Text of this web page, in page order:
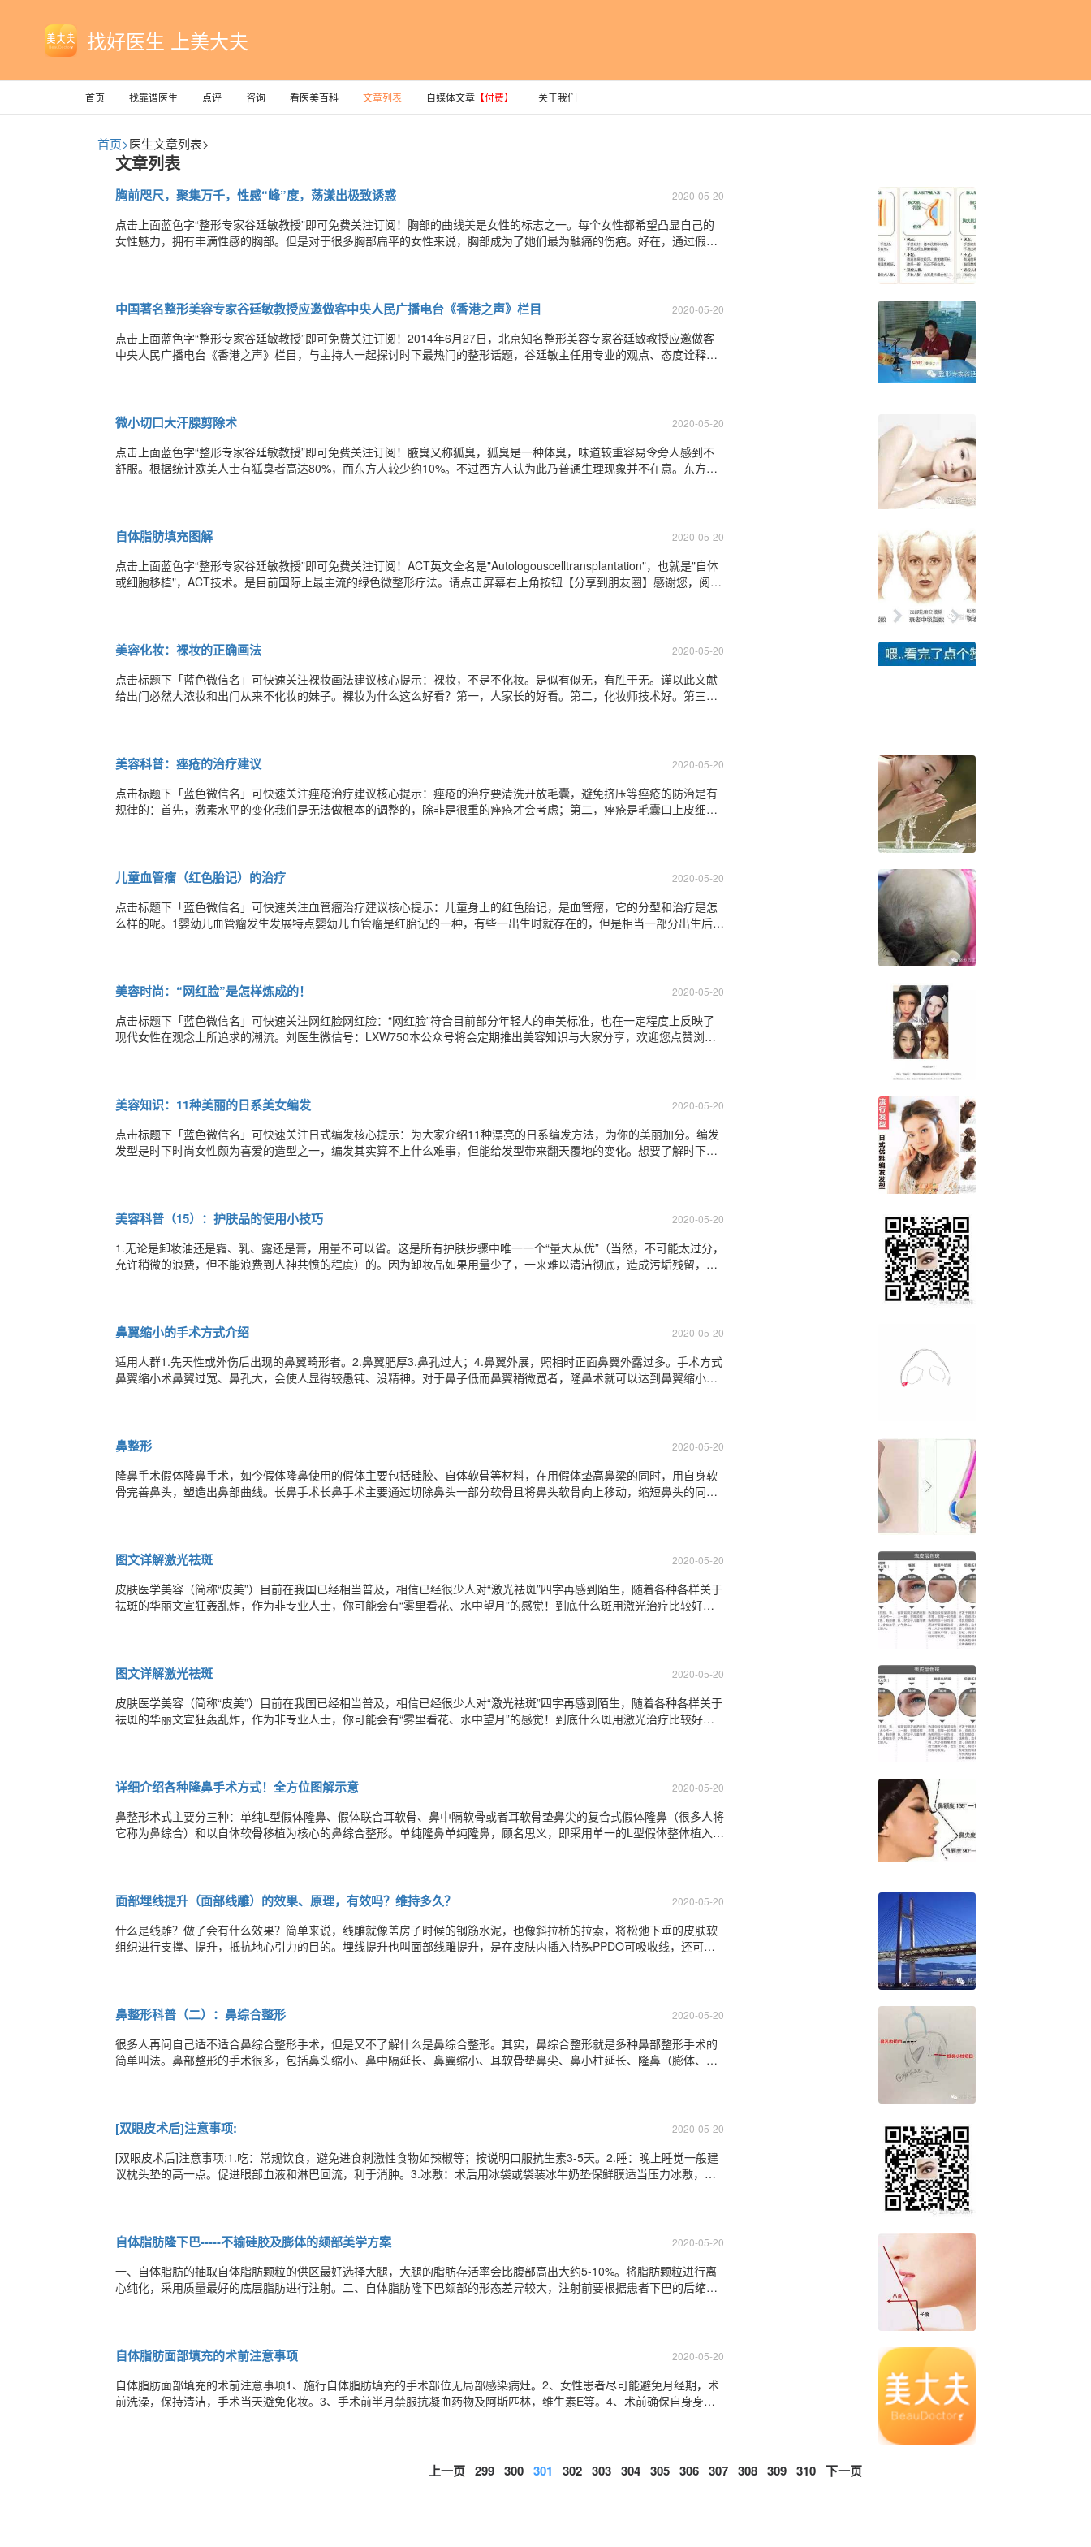
找好医生 上美大夫
首页 找靠谱医生 点评 咨询 看医美百科 文章列表 自媒体文章 【付费】 关于我们
首页>医生文章列表>
文章列表
胸前咫尺，聚集万千，性感“峰”度，荡漾出极致诱惑 2020-05-20
点击上面蓝色字“整形专家谷廷敏教授”即可免费关注订阅！胸部的曲线美是女性的标志之一。每个女性都希望凸显自己的
女性魅力，拥有丰满性感的胸部。但是对于很多胸部扁平的女性来说，胸部成为了她们最为触痛的伤疤。好在，通过假体
中国著名整形美容专家谷廷敏教授应邀做客中央人民广播电台《香港之声》栏目 2020-05-20
点击上面蓝色字“整形专家谷廷敏教授”即可免费关注订阅！2014年6月27日，北京知名整形美容专家谷廷敏教授应邀做客
中央人民广播电台《香港之声》栏目，与主持人一起探讨时下最热门的整形话题，谷廷敏主任用专业的观点、态度诠释了
微小切口大汗腺剪除术 2020-05-20
点击上面蓝色字“整形专家谷廷敏教授”即可免费关注订阅！腋臭又称狐臭，狐臭是一种体臭，味道较重容易令旁人感到不
舒服。根据统计欧美人士有狐臭者高达80%，而东方人较少约10%。不过西方人认为此乃普通生理现象并不在意。东方人
自体脂肪填充图解 2020-05-20
点击上面蓝色字“整形专家谷廷敏教授”即可免费关注订阅！ACT英文全名是"Autologouscelltransplantation"，也就是"自体
或细胞移植"，ACT技术。是目前国际上最主流的绿色微整形疗法。请点击屏幕右上角按钮【分享到朋友圈】感谢您，阅读
美容化妆：裸妆的正确画法 2020-05-20
点击标题下「蓝色微信名」可快速关注裸妆画法建议核心提示：裸妆，不是不化妆。是似有似无，有胜于无。谨以此文献
给出门必然大浓妆和出门从来不化妆的妹子。裸妆为什么这么好看？第一，人家长的好看。第二，化妆师技术好。第三，
美容科普：痤疮的治疗建议 2020-05-20
点击标题下「蓝色微信名」可快速关注痤疮治疗建议核心提示：痤疮的治疗要清洗开放毛囊，避免挤压等痤疮的防治是有
规律的：首先，激素水平的变化我们是无法做根本的调整的，除非是很重的痤疮才会考虑；第二，痤疮是毛囊口上皮细胞
儿童血管瘤（红色胎记）的治疗 2020-05-20
点击标题下「蓝色微信名」可快速关注血管瘤治疗建议核心提示：儿童身上的红色胎记，是血管瘤，它的分型和治疗是怎
么样的呢。1婴幼儿血管瘤发生发展特点婴幼儿血管瘤是红胎记的一种，有些一出生时就存在的，但是相当一部分出生后1-
美容时尚：“网红脸”是怎样炼成的！ 2020-05-20
点击标题下「蓝色微信名」可快速关注网红脸网红脸：“网红脸”符合目前部分年轻人的审美标准，也在一定程度上反映了
现代女性在观念上所追求的潮流。刘医生微信号：LXW750本公众号将会定期推出美容知识与大家分享，欢迎您点赞浏
美容知识：11种美丽的日系美女编发 2020-05-20
点击标题下「蓝色微信名」可快速关注日式编发核心提示：为大家介绍11种漂亮的日系编发方法，为你的美丽加分。编发
发型是时下时尚女性颇为喜爱的造型之一，编发其实算不上什么难事，但能给发型带来翻天覆地的变化。想要了解时下有
美容科普（15）：护肤品的使用小技巧 2020-05-20
1.无论是卸妆油还是霜、乳、露还是膏，用量不可以省。这是所有护肤步骤中唯一一个“量大从优”（当然，不可能太过分，
允许稍微的浪费，但不能浪费到人神共愤的程度）的。因为卸妆品如果用量少了，一来难以清洁彻底，造成污垢残留，二
鼻翼缩小的手术方式介绍 2020-05-20
适用人群1.先天性或外伤后出现的鼻翼畸形者。2.鼻翼肥厚3.鼻孔过大；4.鼻翼外展，照相时正面鼻翼外露过多。手术方式
鼻翼缩小术鼻翼过宽、鼻孔大，会使人显得较愚钝、没精神。对于鼻子低而鼻翼稍微宽者，隆鼻术就可以达到鼻翼缩小的
鼻整形 2020-05-20
隆鼻手术假体隆鼻手术，如今假体隆鼻使用的假体主要包括硅胶、自体软骨等材料，在用假体垫高鼻梁的同时，用自身软
骨完善鼻头，塑造出鼻部曲线。长鼻手术长鼻手术主要通过切除鼻头一部分软骨且将鼻头软骨向上移动，缩短鼻头的同时
图文详解激光祛斑 2020-05-20
皮肤医学美容（简称“皮美”）目前在我国已经相当普及，相信已经很少人对“激光祛斑”四字再感到陌生，随着各种各样关于
祛斑的华丽文宣狂轰乱炸，作为非专业人士，你可能会有“雾里看花、水中望月”的感觉！到底什么斑用激光治疗比较好？
图文详解激光祛斑 2020-05-20
皮肤医学美容（简称“皮美”）目前在我国已经相当普及，相信已经很少人对“激光祛斑”四字再感到陌生，随着各种各样关于
祛斑的华丽文宣狂轰乱炸，作为非专业人士，你可能会有“雾里看花、水中望月”的感觉！到底什么斑用激光治疗比较好？
详细介绍各种隆鼻手术方式！全方位图解示意 2020-05-20
鼻整形术式主要分三种：单纯L型假体隆鼻、假体联合耳软骨、鼻中隔软骨或者耳软骨垫鼻尖的复合式假体隆鼻（很多人将
它称为鼻综合）和以自体软骨移植为核心的鼻综合整形。单纯隆鼻单纯隆鼻，顾名思义，即采用单一的L型假体整体植入鼻
面部埋线提升（面部线雕）的效果、原理，有效吗？维持多久？ 2020-05-20
什么是线雕？做了会有什么效果？简单来说，线雕就像盖房子时候的钢筋水泥，也像斜拉桥的拉索，将松弛下垂的皮肤软
组织进行支撑、提升，抵抗地心引力的目的。埋线提升也叫面部线雕提升，是在皮肤内插入特殊PPDO可吸收线，还可以
鼻整形科普（二）：鼻综合整形 2020-05-20
很多人再问自己适不适合鼻综合整形手术，但是又不了解什么是鼻综合整形。其实，鼻综合整形就是多种鼻部整形手术的
简单叫法。鼻部整形的手术很多，包括鼻头缩小、鼻中隔延长、鼻翼缩小、耳软骨垫鼻尖、鼻小柱延长、隆鼻（膨体、硅
[双眼皮术后]注意事项: 2020-05-20
[双眼皮术后]注意事项:1.吃：常规饮食，避免进食刺激性食物如辣椒等；按说明口服抗生素3-5天。2.睡：晚上睡觉一般建
议枕头垫的高一点。促进眼部血液和淋巴回流，利于消肿。3.冰敷：术后用冰袋或袋装冰牛奶垫保鲜膜适当压力冰敷，冰
自体脂肪隆下巴-----不输硅胶及膨体的颏部美学方案 2020-05-20
一、自体脂肪的抽取自体脂肪颗粒的供区最好选择大腿，大腿的脂肪存活率会比腹部高出大约5-10%。将脂肪颗粒进行离
心纯化，采用质量最好的底层脂肪进行注射。二、自体脂肪隆下巴颏部的形态差异较大，注射前要根据患者下巴的后缩程
自体脂肪面部填充的术前注意事项 2020-05-20
自体脂肪面部填充的术前注意事项1、施行自体脂肪填充的手术部位无局部感染病灶。2、女性患者尽可能避免月经期，术
前洗澡，保持清洁，手术当天避免化妆。3、手术前半月禁服抗凝血药物及阿斯匹林，维生素E等。4、术前确保自身身体
上一页 299 300 301 302 303 304 305 306 307 308 309 310 下一页